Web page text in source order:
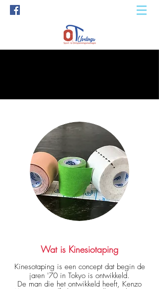
Wat is Kinesiotaping
Kinesotaping is een concept dat begin de
jaren '70 in Tokyo is ontwikkeld.
De man die het ontwikkeld heeft, Kenzo